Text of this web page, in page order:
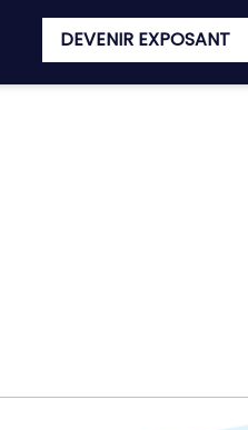
DEVENIR EXPOSANT